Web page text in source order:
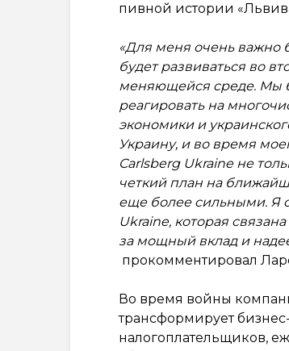
пивной истории
«Для меня очень важно
будет развиваться во
меняющейся среде. Мы
реагировать на
экономики и
Украину, и во время
Carlsberg Ukraine не
четкий план на
еще более сильными. Я
Ukraine, которая
за мощный вклад и
прокомментировал
Во время войны
трансформирует
налогоплательщиков,